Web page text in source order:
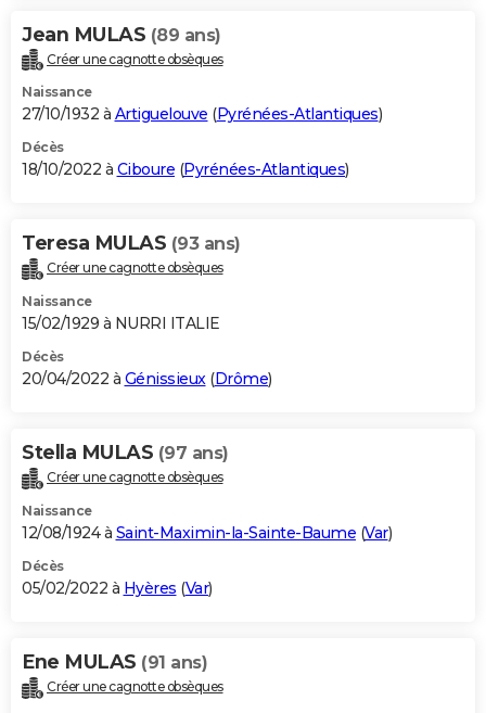
Jean MULAS (89 ans)
Créer une cagnotte obsèques
Naissance
27/10/1932 à Artiguelouve (Pyrénées-Atlantiques)
Décès
18/10/2022 à Ciboure (Pyrénées-Atlantiques)
Teresa MULAS (93 ans)
Créer une cagnotte obsèques
Naissance
15/02/1929 à NURRI ITALIE
Décès
20/04/2022 à Génissieux(Drôme)
Stella MULAS (97 ans)
Créer une cagnotte obsèques
Naissance
12/08/1924 à Saint-Maximin-la-Sainte-Baume (Var)
Décès
05/02/2022 à Hyères (Var)
Ene MULAS (91 ans)
Créer une cagnotte obsèques